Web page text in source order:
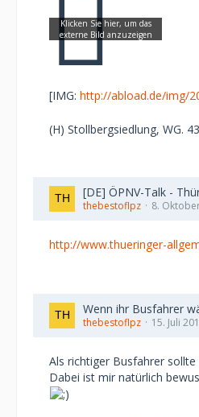
[IMG: http://abload.de/img/
(H) Stollbergsiedlung, WG.
[DE] ÖPNV-Talk -
thebestoflpz 8.
http://www.thueringer-
Wenn ihr Busfahrer
thebestoflpz 15. Juli
Als richtiger Busfahrer
Dabei ist mir natürlich